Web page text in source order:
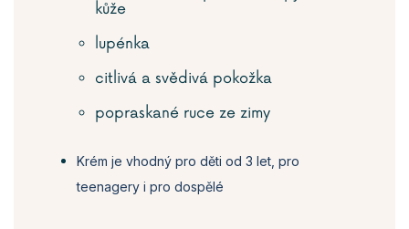
kůže
lupénka
citlivá a svědivá pokožka
popraskané ruce ze zimy
Krém je vhodný pro děti od 3 let, pro
teenagery i pro dospělé